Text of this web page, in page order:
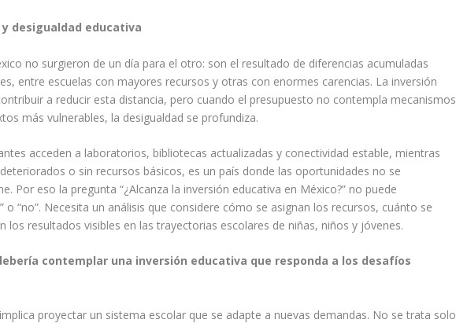
desigualdad educativa
no surgieron de un día para el otro: son el resultado de diferencias acumuladas
entre escuelas con mayores recursos y otras con enormes carencias. La inversión
a reducir esta distancia, pero cuando el presupuesto no contempla mecanismos
más vulnerables, la desigualdad se profundiza.
acceden a laboratorios, bibliotecas actualizadas y conectividad estable, mientras
o sin recursos básicos, es un país donde las oportunidades no se
Por eso la pregunta “¿Alcanza la inversión educativa en México?” no puede
o “no”. Necesita un análisis que considere cómo se asignan los recursos, cuánto se
los resultados visibles en las trayectorias escolares de niñas, niños y jóvenes.
contemplar una inversión educativa que responda a los desafíos
proyectar un sistema escolar que se adapte a nuevas demandas. No se trata solo